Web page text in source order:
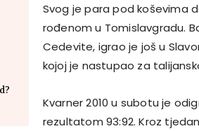
Svog je para pod koševima
rođenom u Tomislavgradu.
Cedevite, igrao je još u
kojoj je nastupao za
Kvarner 2010 u subotu je
rezultatom 93:92. Kroz